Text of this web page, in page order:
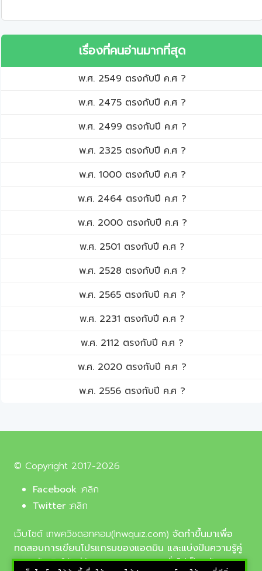
เรื่องที่คนอ่านมากที่สุด
พ.ศ. 2549 ตรงกับปี ค.ศ ?
พ.ศ. 2475 ตรงกับปี ค.ศ ?
พ.ศ. 2499 ตรงกับปี ค.ศ ?
พ.ศ. 2325 ตรงกับปี ค.ศ ?
พ.ศ. 1000 ตรงกับปี ค.ศ ?
พ.ศ. 2464 ตรงกับปี ค.ศ ?
พ.ศ. 2000 ตรงกับปี ค.ศ ?
พ.ศ. 2501 ตรงกับปี ค.ศ ?
พ.ศ. 2528 ตรงกับปี ค.ศ ?
พ.ศ. 2565 ตรงกับปี ค.ศ ?
พ.ศ. 2231 ตรงกับปี ค.ศ ?
พ.ศ. 2112 ตรงกับปี ค.ศ ?
พ.ศ. 2020 ตรงกับปี ค.ศ ?
พ.ศ. 2556 ตรงกับปี ค.ศ ?
© Copyright 2017-2026
Facebook :คลิก
Twitter :คลิก
เว็บไซต์ เทพควิชดอทคอม(lnwquiz.com) จัดทำขึ้นมาเพื่อ
ทดสอบการเขียนโปรแกรมของแอดมิน และแบ่งปันความรู้คู่
ความบันเทิงให้แก่น้อง ๆ ตลอดจนบุคลทั่วไปเป็นหลัก,